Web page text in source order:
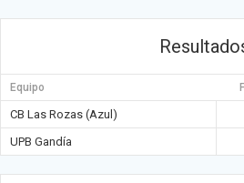
Equipo
CB Las Rozas (Azul)
UPB Gandía